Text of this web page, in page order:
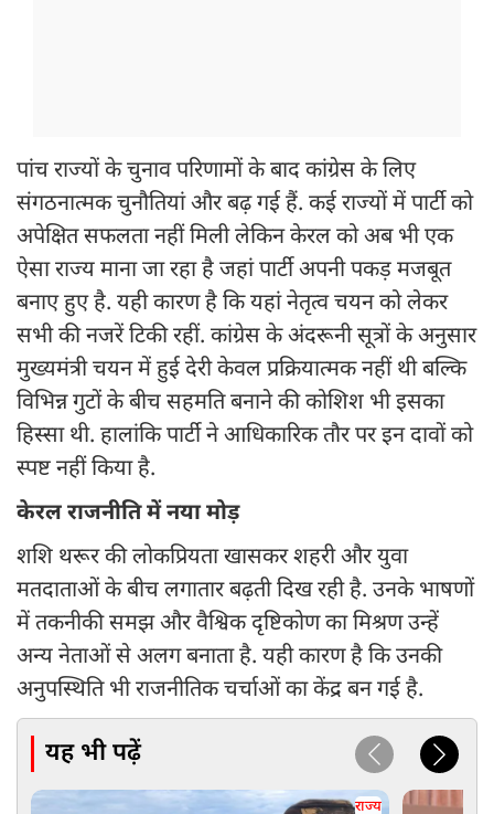
पांच राज्यों के चुनाव परिणामों के बाद कांग्रेस के लिए
संगठनात्मक चुनौतियां और बढ़ गई हैं. कई राज्यों में पार्टी को
अपेक्षित सफलता नहीं मिली लेकिन केरल को अब भी एक
ऐसा राज्य माना जा रहा है जहां पार्टी अपनी पकड़ मजबूत
बनाए हुए है. यही कारण है कि यहां नेतृत्व चयन को लेकर
सभी की नजरें टिकी रहीं. कांग्रेस के अंदरूनी सूत्रों के अनुसार
मुख्यमंत्री चयन में हुई देरी केवल प्रक्रियात्मक नहीं थी बल्कि
विभिन्न गुटों के बीच सहमति बनाने की कोशिश भी इसका
हिस्सा थी. हालांकि पार्टी ने आधिकारिक तौर पर इन दावों को
स्पष्ट नहीं किया है.
केरल राजनीति में नया मोड़
शशि थरूर की लोकप्रियता खासकर शहरी और युवा
मतदाताओं के बीच लगातार बढ़ती दिख रही है. उनके भाषणों
में तकनीकी समझ और वैश्विक दृष्टिकोण का मिश्रण उन्हें
अन्य नेताओं से अलग बनाता है. यही कारण है कि उनकी
अनुपस्थिति भी राजनीतिक चर्चाओं का केंद्र बन गई है.
यह भी पढ़ें
राज्य